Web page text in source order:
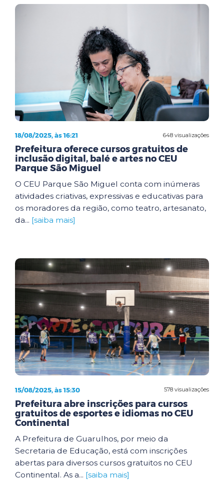
648 visualizações
18/08/2025, às 16:21
Prefeitura oferece cursos gratuitos de
inclusão digital, balé e artes no CEU
Parque São Miguel
O CEU Parque São Miguel conta com inúmeras
atividades criativas, expressivas e educativas para
os moradores da região, como teatro, artesanato,
da... [saiba mais]
578 visualizações
15/08/2025, às 15:30
Prefeitura abre inscrições para cursos
gratuitos de esportes e idiomas no CEU
Continental
A Prefeitura de Guarulhos, por meio da
Secretaria de Educação, está com inscrições
abertas para diversos cursos gratuitos no CEU
Continental. As a... [saiba mais]